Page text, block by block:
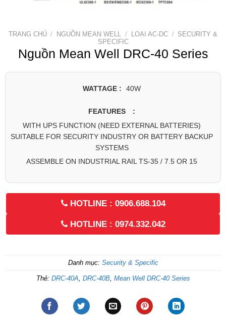
TRANG CHỦ / NGUỒN MEAN WELL / LOẠI AC-DC / SECURITY &
SPECIFIC
Nguồn Mean Well DRC-40 Series
WATTAGE : 40W
FEATURES :
WITH UPS FUNCTION (NEED EXTERNAL BATTERIES)
SUITABLE FOR SECURITY INDUSTRY OR BATTERY BACKUP
SYSTEMS
ASSEMBLE ON INDUSTRIAL RAIL TS-35 / 7.5 OR 15
HOTLINE : 0906.688.104
HOTLINE : 0974.332.042
Danh mục: Security & Specific
Thẻ: DRC-40A, DRC-40B, Mean Well DRC-40 Series